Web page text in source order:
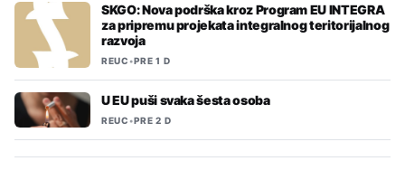
SKGO: Nova podrška kroz Program EU INTEGRA
za pripremu projekata integralnog teritorijalnog
razvoja
REUC•PRE 1 D
U EU puši svaka šesta osoba
REUC•PRE 2 D